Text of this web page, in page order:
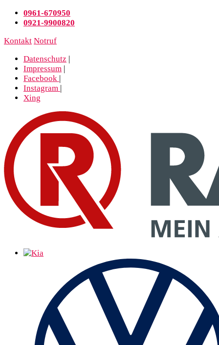
0961-670950
0921-9900820
Kontakt Notruf
Datenschutz |
Impressum |
Facebook |
Instagram |
Xing